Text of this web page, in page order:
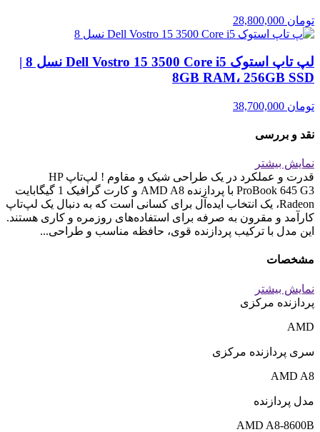
تومان
لپ تاپ استوک Dell Vostro 15 3500 Core i5 نسل 8 |
8GB RAM، 256GB SSD
تومان
نقد و بررسی
نمایش بیشتر
قدرت و عملکرد در یک طراحی شیک و مقاوم ! لپ‌تاپ HP
ProBook 645 G3 با پردازنده AMD A8 و کارت گرافیک 1 گیگابایت
Radeon، یک انتخاب ایده‌آل برای کسانی است که به دنبال یک لپ‌تاپ
کارآمد و مقرون به صرفه برای استفاده‌های روزمره و کاری هستند.
این مدل با ترکیب پردازنده قوی، حافظه مناسب و طراحی...
مشخصات
نمایش بیشتر
پردازنده مرکزی
AMD
سری پردازنده مرکزی
AMD A8
مدل پردازنده
AMD A8-8600B